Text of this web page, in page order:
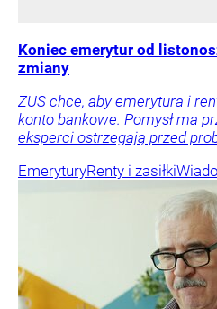
Koniec emerytur od
zmiany
ZUS chce, aby emerytura i
konto bankowe. Pomysł ma
eksperci ostrzegają przed
EmeryturyRenty i zasiłki